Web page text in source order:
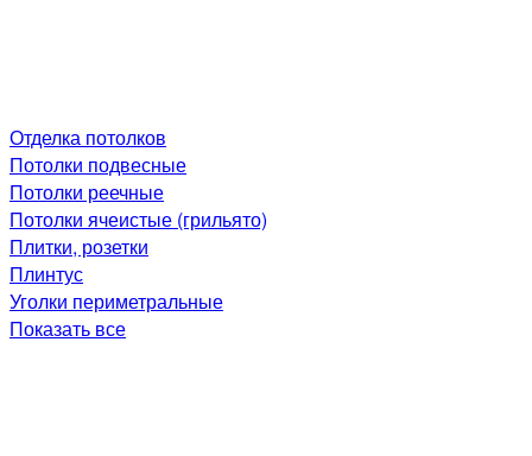
Отделка потолков
Потолки подвесные
Потолки реечные
Потолки ячеистые (грильято)
Плитки, розетки
Плинтус
Уголки периметральные
Показать все